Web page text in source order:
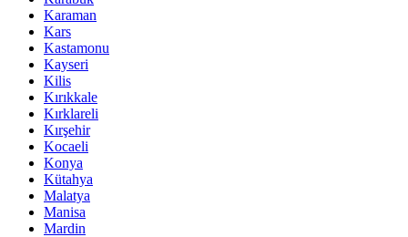
Karaman
Kars
Kastamonu
Kayseri
Kilis
Kırıkkale
Kırklareli
Kırşehir
Kocaeli
Konya
Kütahya
Malatya
Manisa
Mardin